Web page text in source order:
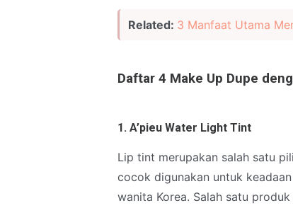
Related: 3 Manfaat Utama
Daftar 4 Make Up Dupe
1. A’pieu Water Light Tint
Lip tint merupakan salah satu
cocok digunakan untuk
wanita Korea. Salah satu